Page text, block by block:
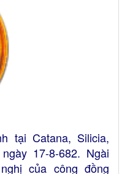
tại Catana, Silicia,
17-8-682. Ngài
của công đồng